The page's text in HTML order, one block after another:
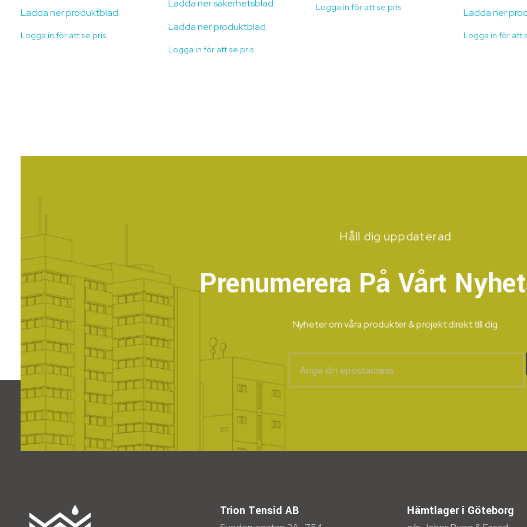
Ladda ner produktblad
Logga in för att se pris
Ladda ner säkerhetsblad
Ladda ner produktblad
Logga in för att se pris
Logga in för att se pris
Ladda ner
Logga in för att
Håll dig uppdaterad
Prenumerera På Vårt
Nyheter om våra produkter & projekt direkt till dig
Trion Tensid AB Hämtlager i Göteborg